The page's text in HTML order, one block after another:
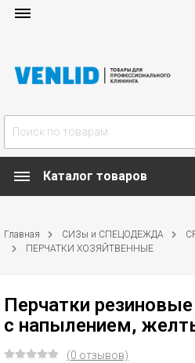
Каталог товаров
Главная СИЗы и СПЕЦОДЕЖДА
ПЕРЧАТКИ ХОЗЯЙТВЕННЫЕ
Перчатки
с напылением,
(0 отзывов)